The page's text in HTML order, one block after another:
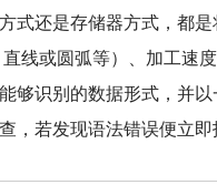
还是存储器方式，都是
线或圆弧等）、加工速
够识别的数据形式，并
，若发现语法错误便立即